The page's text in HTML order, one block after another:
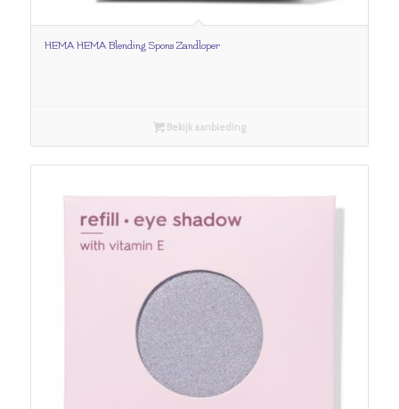
HEMA HEMA Blending Spons Zandloper
Bekijk aanbieding